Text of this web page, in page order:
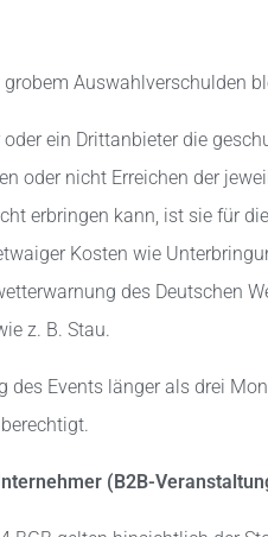
Auswahlverschulden
ein Drittanbieter die
oder nicht Erreichen der
erbringen kann, ist sie für
Kosten wie
des Deutschen
z. B. Stau.
des Events länger als drei
(B2B-